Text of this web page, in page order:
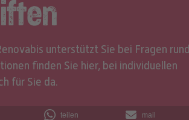
unterstützt Sie bei Fragen rund
finden Sie hier, bei individuellen
für Sie da.
teilen mail